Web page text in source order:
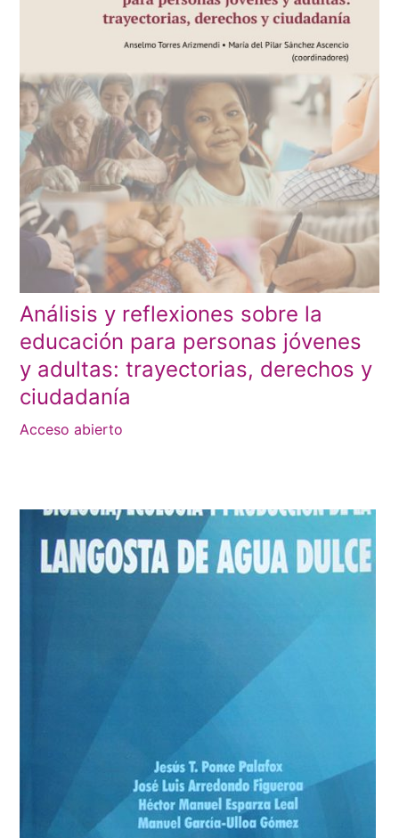
Análisis y reflexiones sobre la
educación para personas jóvenes
y adultas: trayectorias, derechos y
ciudadanía
Acceso abierto